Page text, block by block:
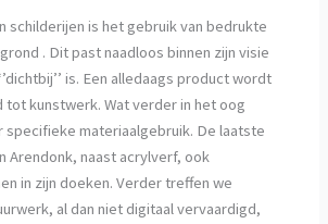
schilderijen is het gebruik van bedrukte
. Dit past naadloos binnen zijn visie
is. Een alledaags product wordt
kunstwerk. Wat verder in het oog
specifieke materiaalgebruik. De laatste
Arendonk, naast acrylverf, ook
in zijn doeken. Verder treffen we
al dan niet digitaal vervaardigd,